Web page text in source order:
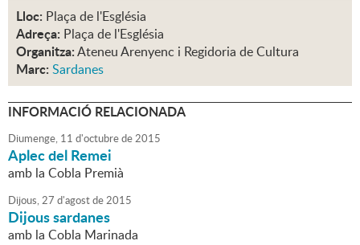
Lloc: Plaça de l'Església
Adreça: Plaça de l'Església
Organitza:Ateneu Arenyenc i Regidoria de Cultura
Marc: Sardanes
INFORMACIÓ RELACIONADA
Diumenge, 11 d'octubrede2015
Aplec del Remei
amb la Cobla Premià
Dijous,27 d'agostde2015
Dijous sardanes
amb la Cobla Marinada